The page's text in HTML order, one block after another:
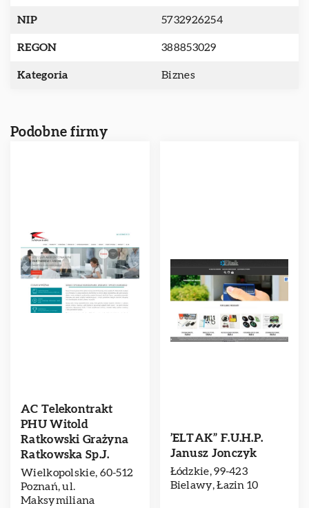
NIP 5732926254
REGON 388853029
Kategoria Biznes
Podobne firmy
AC Telekontrakt
PHU Witold
Ratkowski Grażyna
Ratkowska Sp.J.
Wielkopolskie, 60-512
Poznań, ul.
Maksymiliana
’ELTAK” F.U.H.P.
Janusz Jonczyk
Łódzkie, 99-423
Bielawy, Łazin 10